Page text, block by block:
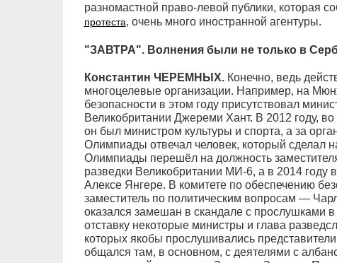
разномастной право-левой публики, которая
протеста, очень много иностранной агентуры.
"ЗАВТРА". Волнения были не только в
Константин ЧЕРЕМНЫХ.Конечно, ведь
многоцелевые организации. Например, на
безопасности в этом году присутствовал
Великобритании Джереми Хант. В 2012 году,
он был министром культуры и спорта, а за
Олимпиады отвечал человек, который сделал
Олимпиады перешёл на должность
разведки Великобритании МИ-6, а в 2014 году
Алексе Янгере. В комитете по обеспечению
заместитель по политическим вопросам —
оказался замешан в скандале с прослушками
отставку некоторые министры и глава
которых якобы прослушивались
общался там, в основном, с деятелями с